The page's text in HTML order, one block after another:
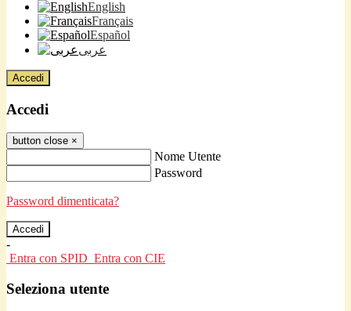
English
Français
Español
عربى
Accedi
Accedi
button close ×
Nome Utente
Password
Password dimenticata?
-
Entra con SPID Entra con CIE
Seleziona utente